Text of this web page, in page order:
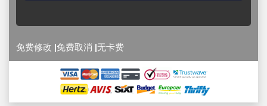
免费修改 |免费取消 |无卡费